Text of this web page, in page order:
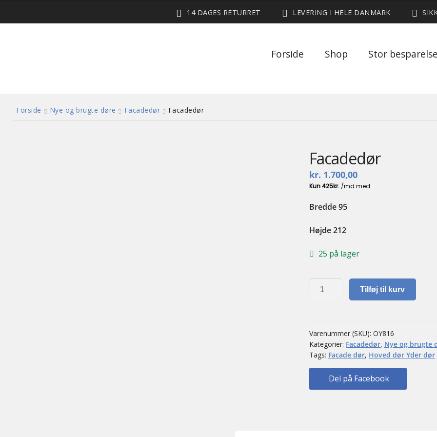
14 DAGES RETURRET LEVERING I HELE DANMARK
Forside Shop Stor
Forside Nye og brugte døre Facadedør Facadedør
Facadedør
kr. 1.700,00
Bredde 95
Højde 212
25 på lager
Facadedør
Tilføj til kurv
Varenummer (SKU): OY816
Kategorier: Facadedør, Nye og brugte
Tags: Facade dør, Hoved dør Yder dør
Del på Facebook